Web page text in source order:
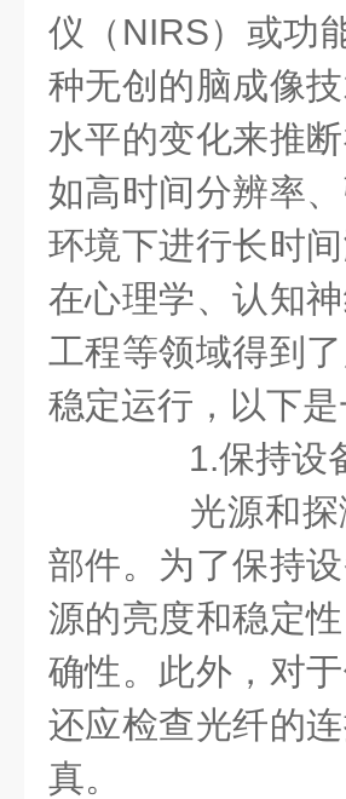
仪（NIRS）或功
种无创的脑成像
水平的变化来推
如高时间分辨率
环境下进行长时
在心理学、认知
工程等领域得到
稳定运行，以下
1.保持设
光源和探
部件。为了保持
源的亮度和稳定
确性。此外，对
还应检查光纤的
真。